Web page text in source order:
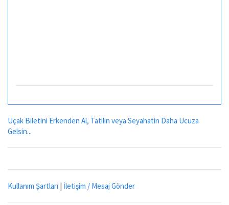
Uçak Biletini Erkenden Al, Tatilin veya Seyahatin Daha Ucuza
Gelsin...
Kullanım Şartları | İletişim / Mesaj Gönder